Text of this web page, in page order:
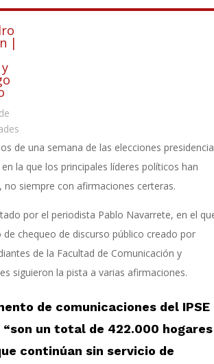
|
de una semana de las elecciones
la que los principales líderes políticos han
no siempre con afirmaciones certeras.
por el periodista Pablo Navarrete, en el
chequeo de discurso público creado por
de la Facultad de Comunicación y
siguieron la pista a varias afirmaciones.
de comunicaciones del IPSE
un total de 422.000 hogares
continúan sin servicio de